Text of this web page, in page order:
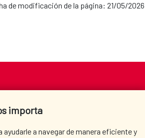
de modificación de la página: 21/05/2026
importa
a navegar de manera eficiente y